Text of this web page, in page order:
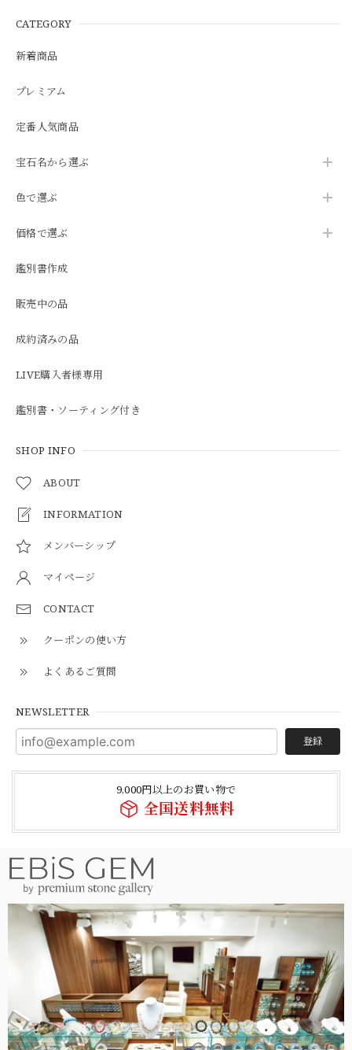
CATEGORY
新着商品
プレミアム
定番人気商品
宝石名から選ぶ
色で選ぶ
価格で選ぶ
鑑別書作成
販売中の品
成約済みの品
LIVE購入者様専用
鑑別書・ソーティング付き
SHOP INFO
ABOUT
INFORMATION
メンバーシップ
マイページ
CONTACT
クーポンの使い方
よくあるご質問
NEWSLETTER
登録
9,000円以上のお買い物で
全国送料無料